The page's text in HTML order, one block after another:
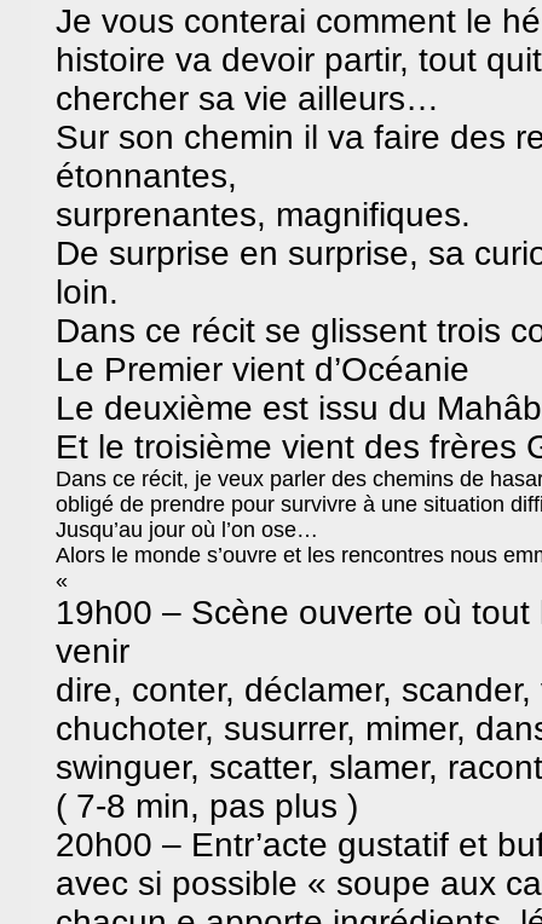
Je vous conterai comment le
histoire va devoir partir, tout
chercher sa vie ailleurs…
Sur son chemin il va faire des
étonnantes,
surprenantes, magnifiques.
De surprise en surprise, sa
loin.
Dans ce récit se glissent trois
Le Premier vient d’Océanie
Le deuxième est issu du
Et le troisième vient des frères
Dans ce récit, je veux parler des chemins de
obligé de prendre pour survivre à une situation
Jusqu’au jour où l’on ose…
Alors le monde s’ouvre et les rencontres nous
«
19h00 – Scène ouverte où
venir
dire, conter, déclamer, scander,
chuchoter, susurrer, mimer,
swinguer, scatter, slamer,
( 7-8 min, pas plus )
20h00 – Entr’acte gustatif et
avec si possible « soupe aux